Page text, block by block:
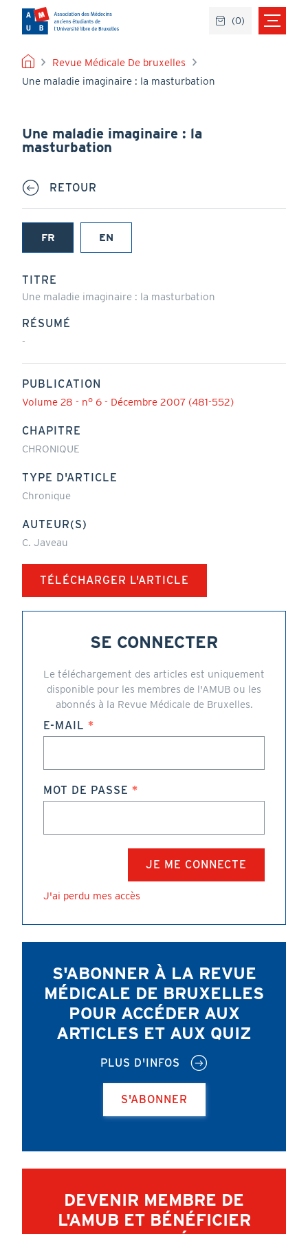
contenu
principal
FIL
D'ARIANE
Revue Médicale De bruxelles
Une maladie imaginaire : la masturbation
Une maladie imaginaire : la
masturbation
RETOUR
FR
(onglet
EN
TITRE
Une maladie imaginaire : la masturbation
RÉSUMÉ
-
PUBLICATION
Volume 28 - n° 6 - Décembre 2007 (481-552)
CHAPITRE
CHRONIQUE
TYPE D'ARTICLE
Chronique
AUTEUR(S)
C. Javeau
TÉLÉCHARGER L'ARTICLE
SE CONNECTER
Le téléchargement des articles est uniquement
disponible pour les membres de l'AMUB ou les
abonnés à la Revue Médicale de Bruxelles.
E-MAIL
MOT DE PASSE
J'ai perdu mes accès
S'ABONNER À LA REVUE
MÉDICALE DE BRUXELLES
POUR ACCÉDER AUX
ARTICLES ET AUX QUIZ
PLUS D'INFOS
S'ABONNER
DEVENIR MEMBRE DE
L'AMUB ET BÉNÉFICIER
(0)